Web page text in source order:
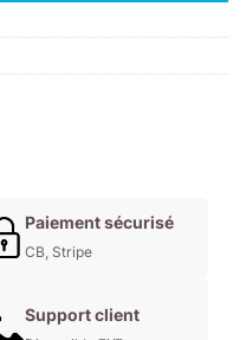
Paiement sécurisé
CB, Stripe
Support client